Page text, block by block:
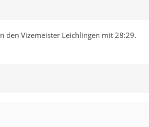
den Vizemeister Leichlingen mit 28:29.